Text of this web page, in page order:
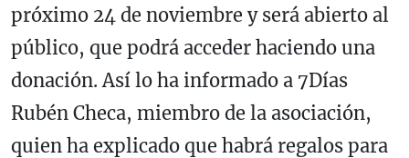
próximo 24 de noviembre y será abierto al
público, que podrá acceder haciendo una
donación. Así lo ha informado a 7Días
Rubén Checa, miembro de la asociación,
quien ha explicado que habrá regalos para